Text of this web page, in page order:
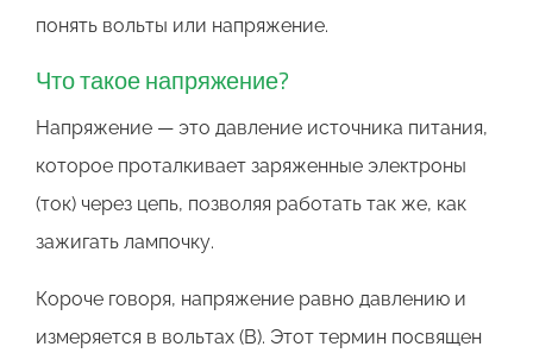
понять вольты или напряжение.
Что такое напряжение?
Напряжение — это давление источника питания,
которое проталкивает заряженные электроны
(ток) через цепь, позволяя работать так же, как
зажигать лампочку.
Короче говоря, напряжение равно давлению и
измеряется в вольтах (В). Этот термин посвящен